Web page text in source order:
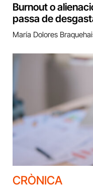
Burnout o
passa de
María Dolores
CRÒNICA